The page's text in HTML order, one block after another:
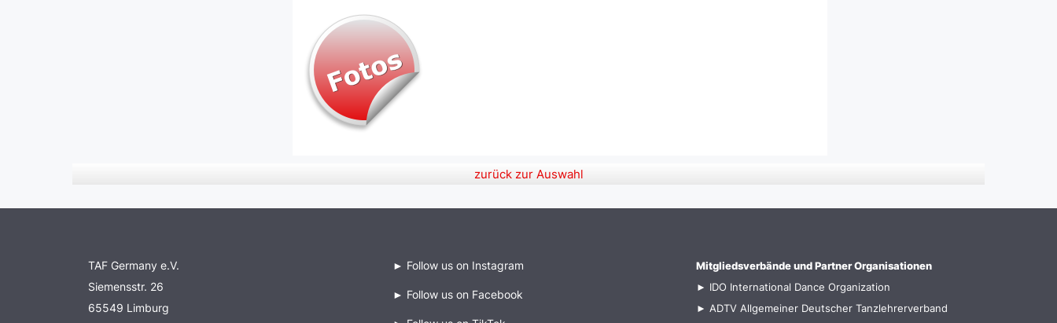
zurück zur Auswahl
TAF Germany e.V.
Siemensstr. 26
65549 Limburg
► Follow us on Instagram
► Follow us on Facebook
Mitgliedsverbände und Partner Organisationen
► IDO International Dance Organization
► ADTV Allgemeiner Deutscher Tanzlehrerverband